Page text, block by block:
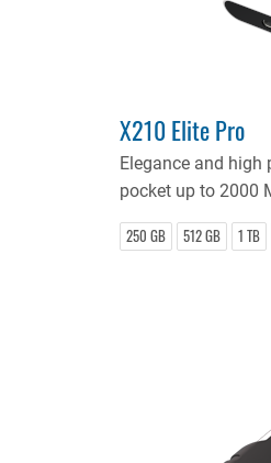
X210 Elite Pro
Elegance and
pocket up to 2000
250 GB 512 GB 1 TB